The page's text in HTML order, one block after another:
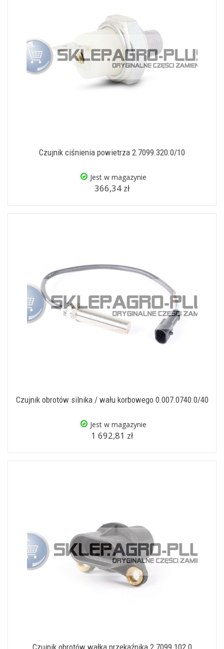
Czujnik ciśnienia powietrza 2.7099.320.0/10
Jest w magazynie
366,34 zł
Czujnik obrotów silnika / wału korbowego 0.007.0740.0/40
Jest w magazynie
1 692,81 zł
Czujnik obrotów wałka przekaźnika 2.7099.102.0